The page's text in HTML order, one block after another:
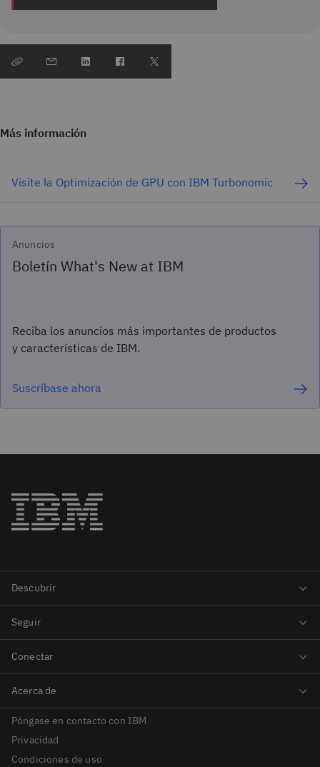
Más información
Visite la Optimización de GPU con IBM Turbonomic
Anuncios
Boletín What's New at IBM
Reciba los anuncios más importantes de productos
y características de IBM.
Suscríbase ahora
Póngase en contacto con IBM
Privacidad
Condiciones de uso